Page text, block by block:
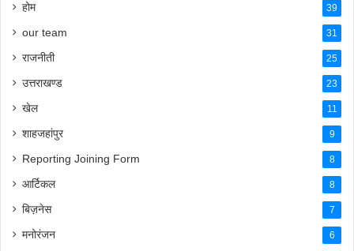
होम 39
our team 31
राजनीती 25
उत्तराखण्ड 23
खेल 11
शाहजहांपुर 9
Reporting Joining Form 8
आर्टिकल 8
बिज़नेस 7
मनोरंजन 6